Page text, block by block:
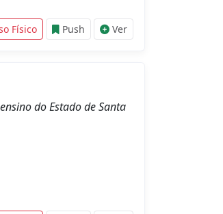
Físico Push Ver
do Estado de Santa